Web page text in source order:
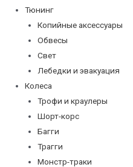
Тюнинг
Копийные аксессуары
Обвесы
Свет
Лебедки и эвакуация
Колеса
Трофи и краулеры
Шорт-корс
Багги
Трагги
Монстр-траки